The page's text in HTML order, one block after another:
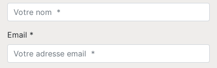
Email *